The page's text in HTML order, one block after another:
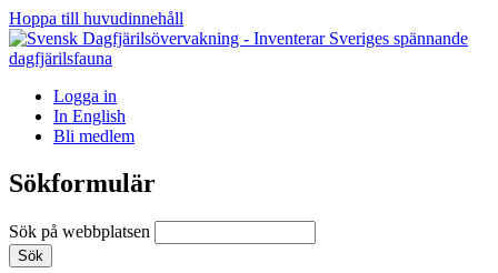
Hoppa till huvudinnehåll
Logga in
In English
Bli medlem
Sökformulär
Sök på webbplatsen